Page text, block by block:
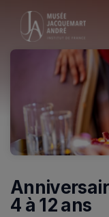
Skip header
4 à 12 ans